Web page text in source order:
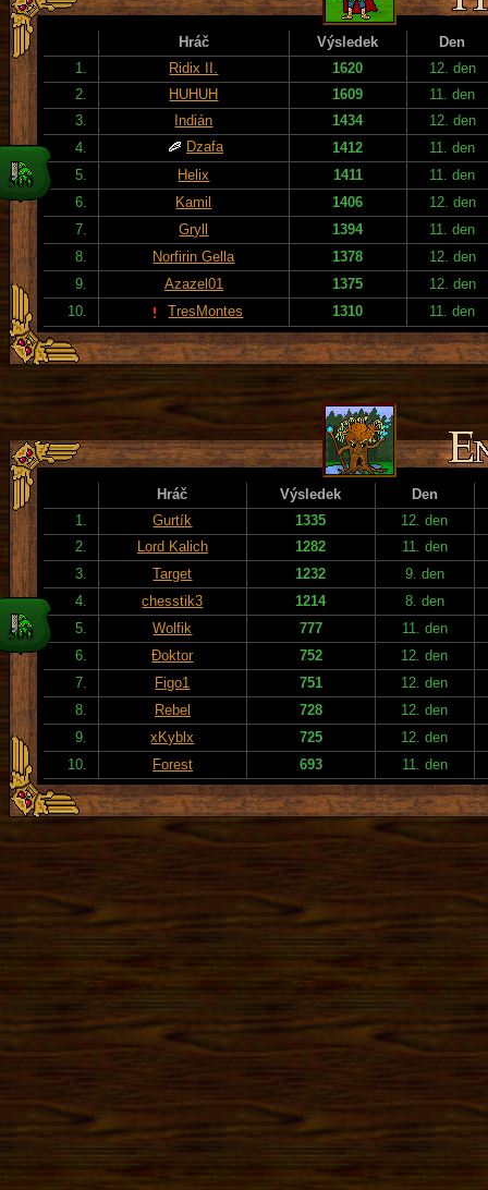
Hráč Výsledek
Den
1.
Ridix II. 1620
12. den
2.
HUHUH 1609
11. den
3.
Indián 1434
12. den
4.
Dzafa 1412
11. den
5.
Helix 1411
11. den
6.
Kamil 1406
12. den
7.
Gryll 1394
11. den
8.
Norfirin Gella 1378
12. den
9.
Azazel01 1375
12. den
10.
TresMontes 1310 11. den
Hráč Výsledek
Den
1.
Gurtík 1335
12. den
2.
Lord Kalich 1282
11. den
3.
Target 1232
9. den
4.
chesstik3 1214
8. den
5.
Wolfik 777
11. den
6.
Đoktor 752
12. den
7.
Figo1 751
12. den
8.
Rebel 728
12. den
9.
xKyblx 725
12. den
10.
Forest 693 11. den